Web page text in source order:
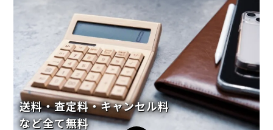
送料・査定料・キャンセル料
など全て無料